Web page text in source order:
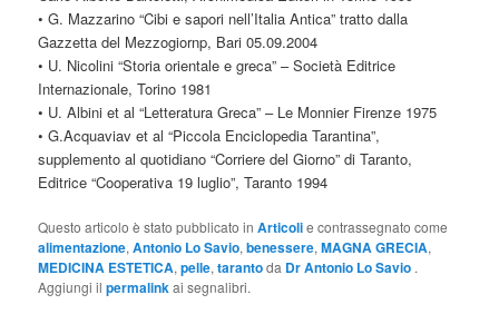
• G. Mazzarino “Cibi e sapori nell’Italia Antica” tratto dalla
Gazzetta del Mezzogiornp, Bari 05.09.2004
• U. Nicolini “Storia orientale e greca” – Società Editrice
Internazionale, Torino 1981
• U. Albini et al “Letteratura Greca” – Le Monnier Firenze 1975
• G.Acquaviav et al “Piccola Enciclopedia Tarantina”,
supplemento al quotidiano “Corriere del Giorno” di Taranto,
Editrice “Cooperativa 19 luglio”, Taranto 1994
Questo articolo è stato pubblicato inArticolie contrassegnato come
alimentazione,Antonio Lo Savio,benessere,MAGNA GRECIA,
MEDICINA ESTETICA,pelle,tarantoda Dr Antonio Lo Savio .
Aggiungi ilpermalinkai segnalibri.